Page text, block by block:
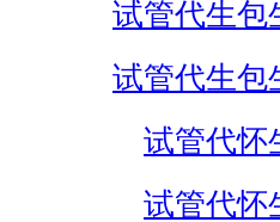
试管代生包
试管代生包
试管代怀
试管代怀